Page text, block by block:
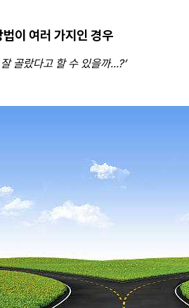
이 여러 가지인 경우
골랐다고 할 수 있을까…?’